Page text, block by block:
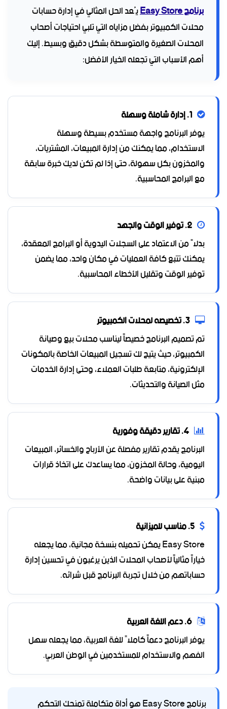
برنامج Easy Store يُعد الحل المثالي في إدارة حسابات
محلات الكمبيوتر بفضل مزاياه التي تلبي احتياجات أصحاب
المحلات الصغيرة والمتوسطة بشكل دقيق وبسيط. إليك
أهم الأسباب التي تجعله الخيار الأفضل:
1. إدارة شاملة وسهلة
يوفر البرنامج واجهة مستخدم بسيطة وسهلة
الاستخدام، مما يمكنك من إدارة المبيعات، المشتريات،
والمخزون بكل سهولة، حتى إذا لم تكن لديك خبرة سابقة
مع البرامج المحاسبية.
2. توفير الوقت والجهد
بدلاً من الاعتماد على السجلات اليدوية أو البرامج المعقدة،
يمكنك تتبع كافة العمليات في مكان واحد، مما يضمن
توفير الوقت وتقليل الأخطاء المحاسبية.
3. تخصيصه لمحلات الكمبيوتر
تم تصميم البرنامج خصيصاً ليناسب محلات بيع وصيانة
الكمبيوتر، حيث يتيح لك تسجيل المبيعات الخاصة بالمكونات
الإلكترونية، متابعة طلبات العملاء، وحتى إدارة الخدمات
مثل الصيانة والتحديثات.
4. تقارير دقيقة وفورية
البرنامج يقدم تقارير مفصلة عن الأرباح والخسائر، المبيعات
اليومية، وحالة المخزون، مما يساعدك على اتخاذ قرارات
مبنية على بيانات واضحة.
5. مناسب للميزانية
Easy Store يمكن تحميله بنسخة مجانية، مما يجعله
خياراً مثالياً لأصحاب المحلات الذين يرغبون في تحسين إدارة
حساباتهم من خلال تجربة البرنامج قبل شرائه.
6. دعم اللغة العربية
يوفر البرنامج دعماً كاملاً للغة العربية، مما يجعله سهل
الفهم والاستخدام للمستخدمين في الوطن العربي.
برنامج Easy Store هو أداة متكاملة تمنحك التحكم